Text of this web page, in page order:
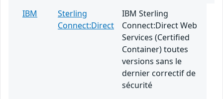
IBM
Sterling
Connect:Direct
IBM Sterling
Connect:Direct Web
Services (Certified
Container) toutes
versions sans le
dernier correctif de
sécurité